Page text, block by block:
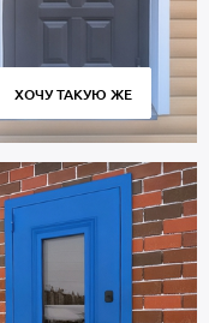
ХОЧУ ТАКУЮ ЖЕ